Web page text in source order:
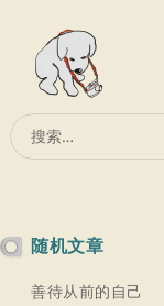
搜
索：
随机文章
善待从前的自己